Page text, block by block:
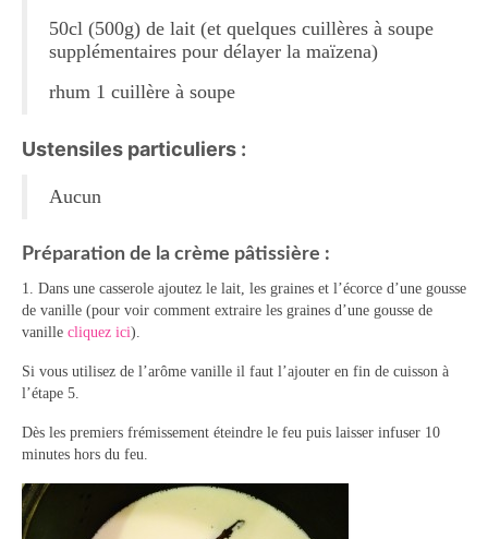
Pâtes Riz Polenta
Poissons
Bavarois Charlottes Mousses
Brownies Cookies Muffins
Clafoutis Crèmes Flans
Crumbles Gâteaux secs Sablés
Friandises Mignardises
50cl (500g) de lait (et quelques cuillères à soupe
supplémentaires pour délayer la maïzena)
rhum 1 cuillère à soupe
Ustensiles particuliers :
Aucun
Préparation de la crème pâtissière :
1. Dans une casserole ajoutez le lait, les graines et l’écorce d’une gousse
de vanille (pour voir comment extraire les graines d’une gousse de
vanille cliquez ici).
Si vous utilisez de l’arôme vanille il faut l’ajouter en fin de cuisson à
l’étape 5.
Dès les premiers frémissement éteindre le feu puis laisser infuser 10
minutes hors du feu.